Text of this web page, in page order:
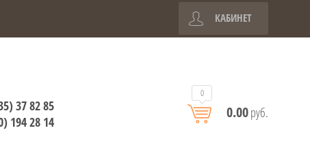
КАБИНЕТ
37 82 85
194 28 14
0
0.00руб.